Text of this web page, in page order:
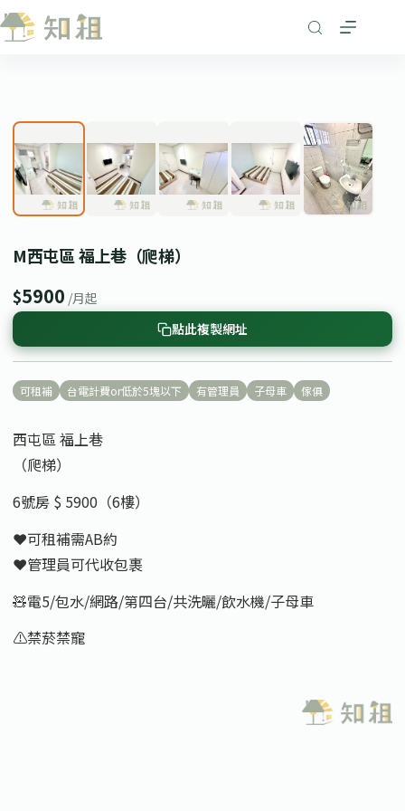
跳
至
M西屯區 福上巷（爬梯）
$5900 /月起
點此複製網址
可租補 台電計費or低於5塊以下 有管理員 子母車 傢俱
西屯區 福上巷
（爬梯）
6號房 $ 5900（6樓）
❤️可租補需AB約
❤️管理員可代收包裹
🧸電5/包水/網路/第四台/共洗曬/飲水機/子母車
⚠️禁菸禁寵